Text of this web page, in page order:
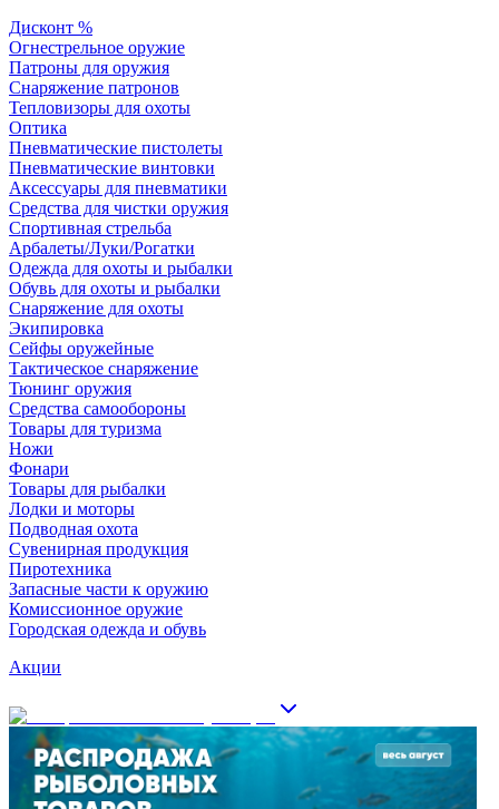
Дисконт %
Огнестрельное оружие
Патроны для оружия
Снаряжение патронов
Тепловизоры для охоты
Оптика
Пневматические пистолеты
Пневматические винтовки
Аксессуары для пневматики
Средства для чистки оружия
Спортивная стрельба
Арбалеты/Луки/Рогатки
Одежда для охоты и рыбалки
Обувь для охоты и рыбалки
Снаряжение для охоты
Экипировка
Сейфы оружейные
Тактическое снаряжение
Тюнинг оружия
Средства самообороны
Товары для туризма
Ножи
Фонари
Товары для рыбалки
Лодки и моторы
Подводная охота
Сувенирная продукция
Пиротехника
Запасные части к оружию
Комиссионное оружие
Городская одежда и обувь
Акции